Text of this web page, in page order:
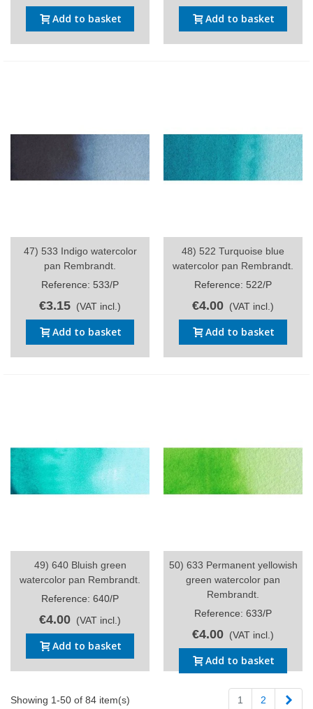
Add to basket Add to basket
47) 533 Indigo watercolor
pan Rembrandt.
Reference: 533/P
€3.15 (VAT incl.)
Add to basket
48) 522 Turquoise blue
watercolor pan Rembrandt.
Reference: 522/P
€4.00 (VAT incl.)
Add to basket
49) 640 Bluish green
watercolor pan Rembrandt.
Reference: 640/P
€4.00 (VAT incl.)
Add to basket
50) 633 Permanent yellowish
green watercolor pan
Rembrandt.
Reference: 633/P
€4.00 (VAT incl.)
Add to basket
Showing 1-50 of 84 item(s) 1 2